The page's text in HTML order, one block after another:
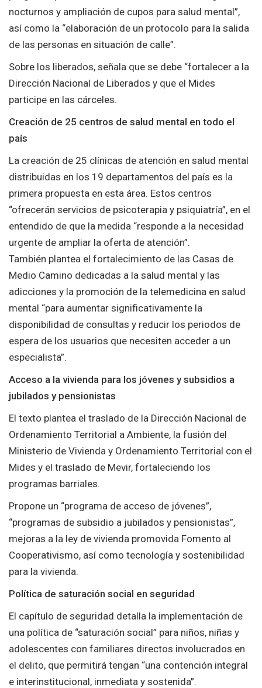
nocturnos y ampliación de cupos para salud mental”,
así como la “elaboración de un protocolo para la salida
de las personas en situación de calle”.
Sobre los liberados, señala que se debe “fortalecer a la
Dirección Nacional de Liberados y que el Mides
participe en las cárceles.
Creación de 25 centros de salud mental en todo el
país
La creación de 25 clínicas de atención en salud mental
distribuidas en los 19 departamentos del país es la
primera propuesta en esta área. Estos centros
“ofrecerán servicios de psicoterapia y psiquiatría”, en el
entendido de que la medida “responde a la necesidad
urgente de ampliar la oferta de atención”.
También plantea el fortalecimiento de las Casas de
Medio Camino dedicadas a la salud mental y las
adicciones y la promoción de la telemedicina en salud
mental “para aumentar significativamente la
disponibilidad de consultas y reducir los periodos de
espera de los usuarios que necesiten acceder a un
especialista”.
Acceso a la vivienda para los jóvenes y subsidios a
jubilados y pensionistas
El texto plantea el traslado de la Dirección Nacional de
Ordenamiento Territorial a Ambiente, la fusión del
Ministerio de Vivienda y Ordenamiento Territorial con el
Mides y el traslado de Mevir, fortaleciendo los
programas barriales.
Propone un “programa de acceso de jóvenes”,
“programas de subsidio a jubilados y pensionistas”,
mejoras a la ley de vivienda promovida Fomento al
Cooperativismo, así como tecnología y sostenibilidad
para la vivienda.
Política de saturación social en seguridad
El capítulo de seguridad detalla la implementación de
una política de “saturación social” para niños, niñas y
adolescentes con familiares directos involucrados en
el delito, que permitirá tengan “una contención integral
e interinstitucional, inmediata y sostenida”.